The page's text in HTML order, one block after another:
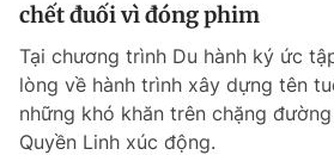
chết đuối vì đóng phim
Tại chương trình Du hành ký ức
lòng về hành trình xây dựng tên
những khó khăn trên chặng
Quyền Linh xúc động.